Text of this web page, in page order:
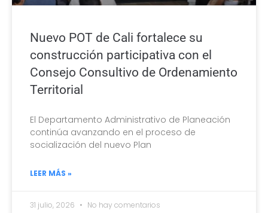
Nuevo POT de Cali fortalece su
construcción participativa con el
Consejo Consultivo de Ordenamiento
Territorial
El Departamento Administrativo de Planeación
continúa avanzando en el proceso de
socialización del nuevo Plan
LEER MÁS »
31 julio, 2026 No hay comentarios